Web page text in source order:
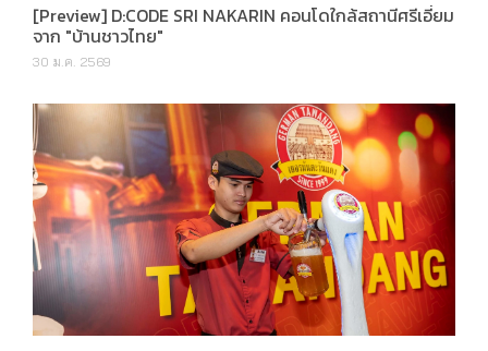
[Preview] D:CODE SRI NAKARIN คอนโดใกล้สถานีศรีเอี่ยม
จาก "บ้านชาวไทย"
30 ม.ค. 2569